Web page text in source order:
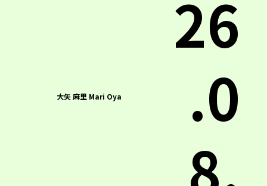
大矢 麻里 Mari Oya
26
.0
8.